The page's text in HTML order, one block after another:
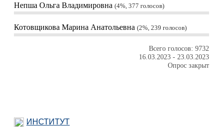
Непша Ольга Владимировна 4%, 377 голосов
Котовщикова Марина Анатольевна 2%, 239 голосов
Всего голосов: 9732
16.03.2023 - 23.03.2023
Опрос закрыт
ИНСТИТУТ